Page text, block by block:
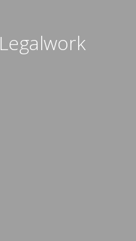
Legalwork